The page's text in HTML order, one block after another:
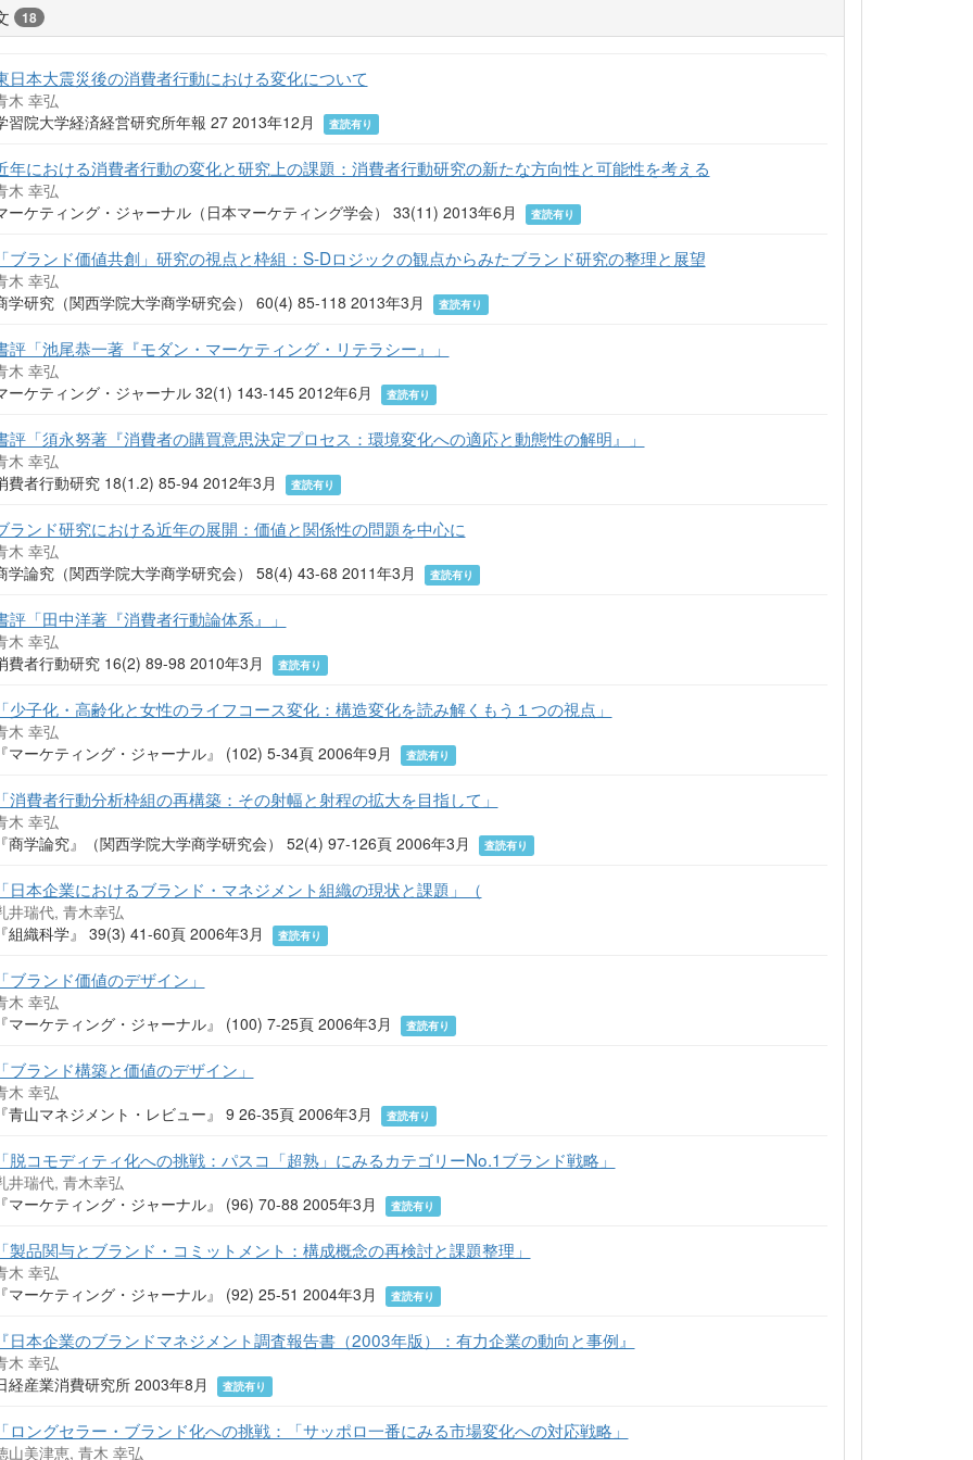
18
日本大震災後の消費者行動における変化について
木 幸弘
習院大学経済経営研究所年報 27 2013年12月
査読有り
年における消費者行動の変化と研究上の課題：消費者行動研究の新たな方向性と可能性を考える
木 幸弘
ーケティング・ジャーナル（日本マーケティング学会） 33(11) 2013年6月
査読有り
ブランド価値共創」研究の視点と枠組：S-Dロジックの観点からみたブランド研究の整理と展望
木 幸弘
学研究（関西学院大学商学研究会） 60(4) 85-118 2013年3月
査読有り
評「池尾恭一著『モダン・マーケティング・リテラシー』」
木 幸弘
ーケティング・ジャーナル 32(1) 143-145 2012年6月
査読有り
評「須永努著『消費者の購買意思決定プロセス：環境変化への適応と動態性の解明』」
木 幸弘
費者行動研究 18(1.2) 85-94 2012年3月
査読有り
ランド研究における近年の展開：価値と関係性の問題を中心に
木 幸弘
学論究（関西学院大学商学研究会） 58(4) 43-68 2011年3月
査読有り
評「田中洋著『消費者行動論体系』」
木 幸弘
費者行動研究 16(2) 89-98 2010年3月
査読有り
少子化・高齢化と女性のライフコース変化：構造変化を読み解くもう１つの視点」
木 幸弘
マーケティング・ジャーナル』 (102) 5-34頁 2006年9月
査読有り
消費者行動分析枠組の再構築：その射幅と射程の拡大を目指して」
木 幸弘
商学論究』（関西学院大学商学研究会） 52(4) 97-126頁 2006年3月
査読有り
日本企業におけるブランド・マネジメント組織の現状と課題」（
井瑞代, 青木幸弘
組織科学』 39(3) 41-60頁 2006年3月
査読有り
ブランド価値のデザイン」
木 幸弘
マーケティング・ジャーナル』 (100) 7-25頁 2006年3月
査読有り
ブランド構築と価値のデザイン」
木 幸弘
青山マネジメント・レビュー』 9 26-35頁 2006年3月
査読有り
脱コモディティ化への挑戦：パスコ「超熟」にみるカテゴリーNo.1ブランド戦略」
井瑞代, 青木幸弘
マーケティング・ジャーナル』 (96) 70-88 2005年3月
査読有り
製品関与とブランド・コミットメント：構成概念の再検討と課題整理」
木 幸弘
マーケティング・ジャーナル』 (92) 25-51 2004年3月
査読有り
日本企業のブランドマネジメント調査報告書（2003年版）：有力企業の動向と事例』
木 幸弘
経産業消費研究所 2003年8月
査読有り
ロングセラー・ブランド化への挑戦：「サッポロ一番にみる市場変化への対応戦略」
山美津恵, 青木 幸弘